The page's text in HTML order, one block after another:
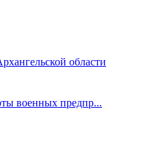
области
военных предпр...